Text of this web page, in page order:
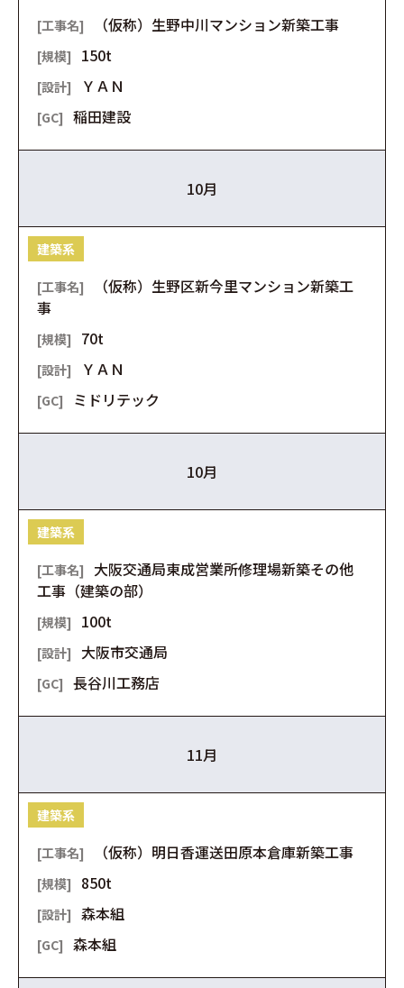
（仮称）生野中川マンション新築工事
150t
ＹＡＮ
稲田建設
10月
建築系
（仮称）生野区新今里マンション新築工
事
70t
ＹＡＮ
ミドリテック
10月
建築系
大阪交通局東成営業所修理場新築その他
工事（建築の部）
100t
大阪市交通局
長谷川工務店
11月
建築系
（仮称）明日香運送田原本倉庫新築工事
850t
森本組
森本組